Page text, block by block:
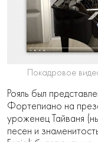
Покадровое
Рояль был
Фортепиано на
уроженец Тайваня
песен и